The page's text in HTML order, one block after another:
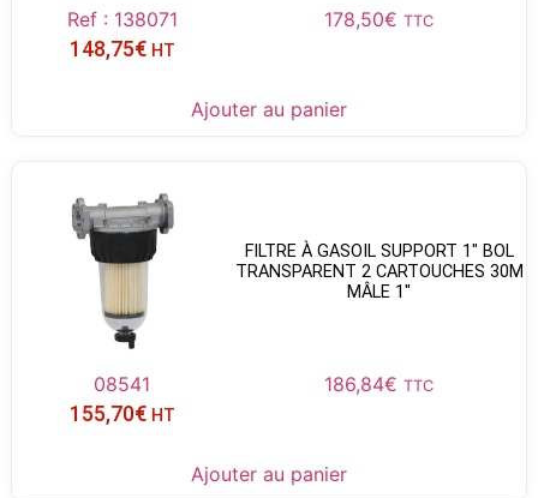
Ref : 138071 178,50€ TTC
148,75€ HT
Ajouter au panier
FILTRE À GASOIL SUPPORT 1″ BOL
TRANSPARENT 2 CARTOUCHES 30Μ
MÂLE 1″
08541 186,84€ TTC
155,70€ HT
Ajouter au panier